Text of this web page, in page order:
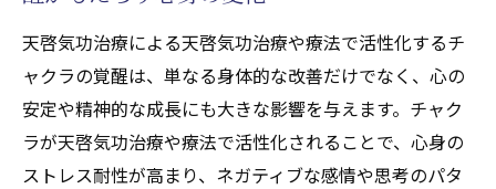
天啓気功治療による天啓気功治療や療法で活性化するチ
ャクラの覚醒は、単なる身体的な改善だけでなく、心の
安定や精神的な成長にも大きな影響を与えます。チャク
ラが天啓気功治療や療法で活性化されることで、心身の
ストレス耐性が高まり、ネガティブな感情や思考のパタ